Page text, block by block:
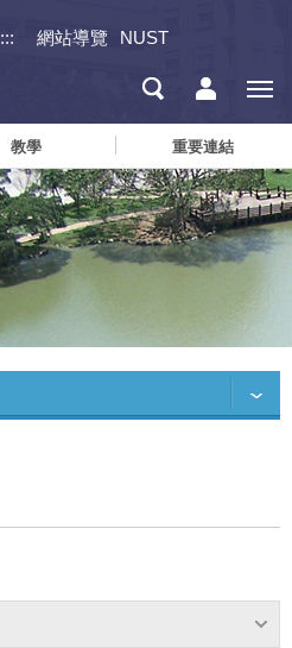
::: 網站導覽 NUST
教學 重要連結